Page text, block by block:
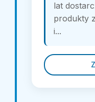
lat
produkty
i...